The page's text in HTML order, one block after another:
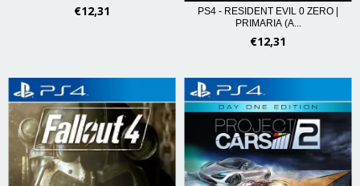
€12,31
PS4 - RESIDENT EVIL 0 ZERO |
PRIMARIA (A...
€12,31